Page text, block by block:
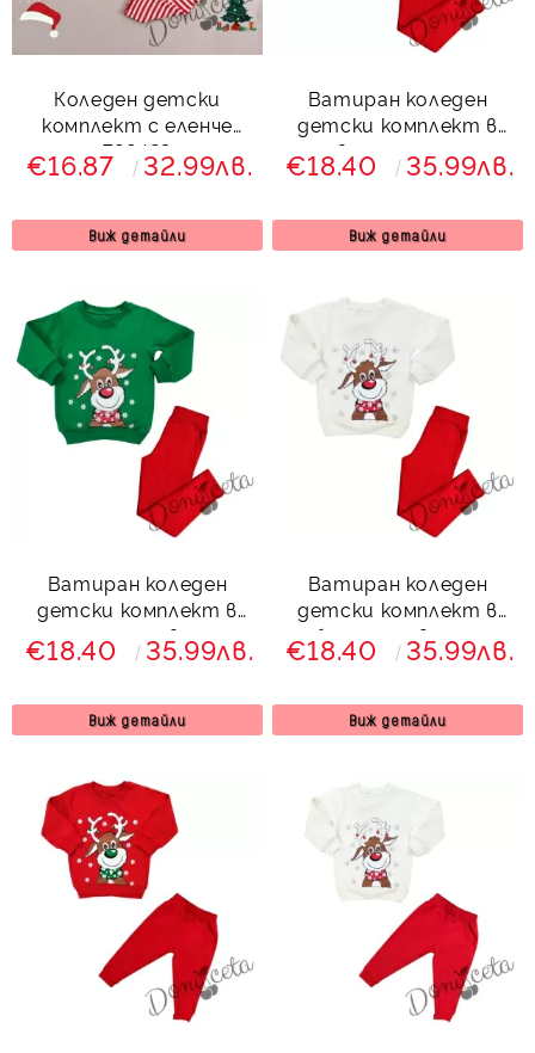
Коледен детски
комплект с еленче
792423
€16.87 32.99лв.
Виж детайли
Ватиран коледен
детски комплект в
червено с еленче и
клин с ръб 8733423
€18.40 35.99лв.
Виж детайли
Ватиран коледен
детски комплект в
зелено и червено с
еленче и клин с ръб
€18.40 35.99лв.
Виж детайли
Ватиран коледен
детски комплект в
бяло и червено с
еленче и клин с ръб
€18.40 35.99лв.
Виж детайли